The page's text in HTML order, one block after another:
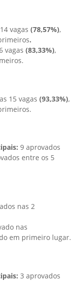
vagas (78,57%),
.
vagas (83,33%),
15 vagas (93,33%),
9 aprovados
entre os 5
nas 2
nas
em primeiro lugar.
3 aprovados